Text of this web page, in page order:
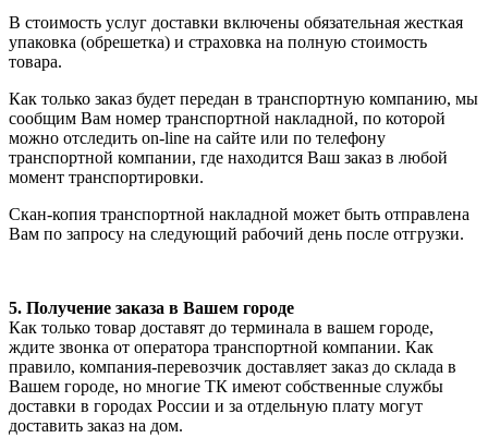
В стоимость услуг доставки включены обязательная жесткая
упаковка (обрешетка) и страховка на полную стоимость
товара.
Как только заказ будет передан в транспортную компанию, мы
сообщим Вам номер транспортной накладной, по которой
можно отследить on-line на сайте или по телефону
транспортной компании, где находится Ваш заказ в любой
момент транспортировки.
Скан-копия транспортной накладной может быть отправлена
Вам по запросу на следующий рабочий день после отгрузки.
5. Получение заказа в Вашем городе
Как только товар доставят до терминала в вашем городе,
ждите звонка от оператора транспортной компании. Как
правило, компания-перевозчик доставляет заказ до склада в
Вашем городе, но многие ТК имеют собственные службы
доставки в городах России и за отдельную плату могут
доставить заказ на дом.